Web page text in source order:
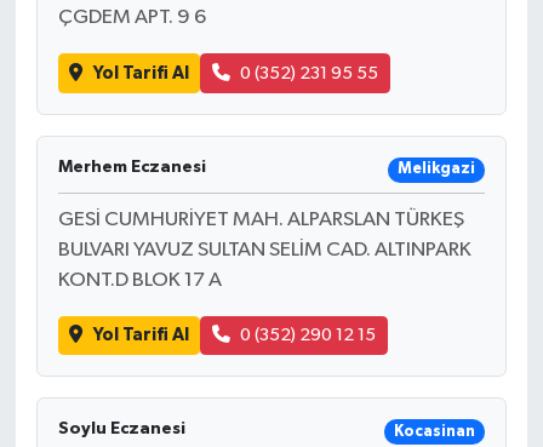
ÇGDEM APT. 9 6
Yol Tarifi Al 0 (352) 231 95 55
Merhem Eczanesi Melikgazi
GESİ CUMHURİYET MAH. ALPARSLAN TÜRKEŞ
BULVARI YAVUZ SULTAN SELİM CAD. ALTINPARK
KONT.D BLOK 17 A
Yol Tarifi Al 0 (352) 290 12 15
Soylu Eczanesi Kocasinan